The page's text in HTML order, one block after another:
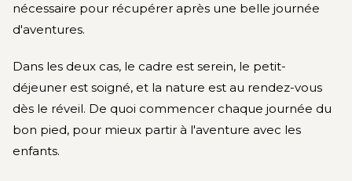
nécessaire pour récupérer après une belle journée
d'aventures.
Dans les deux cas, le cadre est serein, le petit-
déjeuner est soigné, et la nature est au rendez-vous
dès le réveil. De quoi commencer chaque journée du
bon pied, pour mieux partir à l'aventure avec les
enfants.